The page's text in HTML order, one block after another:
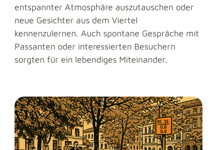
entspannter Atmosphäre auszutauschen oder
neue Gesichter aus dem Viertel
kennenzulernen. Auch spontane Gespräche mit
Passanten oder interessierten Besuchern
sorgten für ein lebendiges Miteinander.